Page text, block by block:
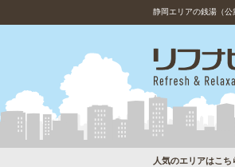
静岡エリアの銭湯（
人気のエリアはこち